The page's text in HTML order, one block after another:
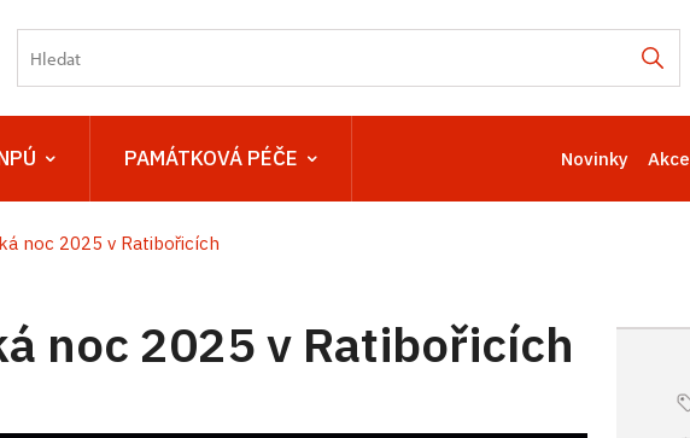
PAMÁTKOVÁ PÉČE Novinky Akce
noc 2025 v Ratibořicích
noc 2025 v Ratibořicích